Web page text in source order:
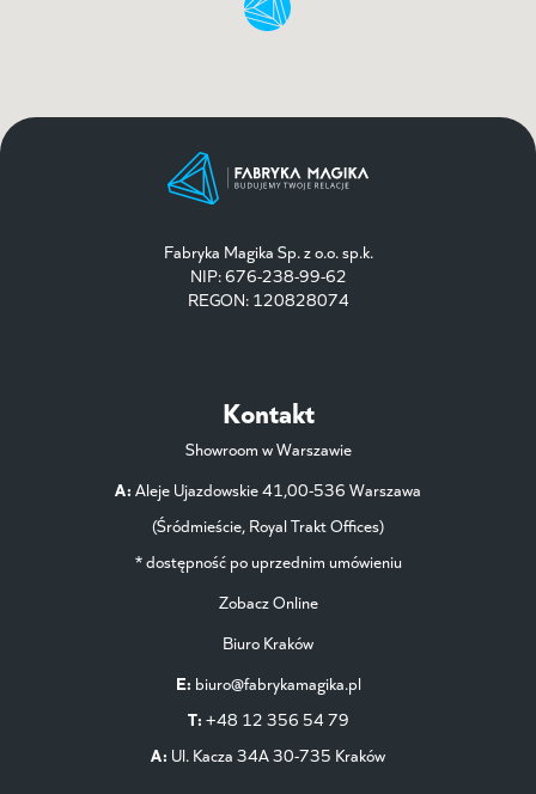
Fabryka Magika Sp. z o.o. sp.k.
NIP: 676-238-99-62
REGON: 120828074
Kontakt
Showroom w Warszawie
A: Aleje Ujazdowskie 41,00-536 Warszawa
(Śródmieście, Royal Trakt Offices)
* dostępność po uprzednim umówieniu
Zobacz Online
Biuro Kraków
E: biuro@fabrykamagika.pl
T: +48 12 356 54 79
A: Ul. Kacza 34A 30-735 Kraków